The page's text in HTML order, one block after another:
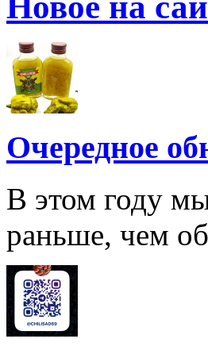
Очередное
В этом году
раньше, чем